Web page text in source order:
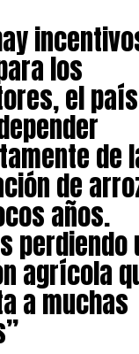
los
el país
de
de
años.
perdiendo
agrícola
a muchas